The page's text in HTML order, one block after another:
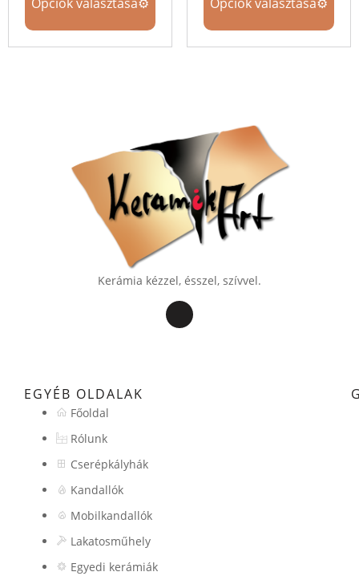
Kerámia kézzel, ésszel, szívvel.
EGYÉB OLDALAK
Főoldal
Rólunk
Cserépkályhák
Kandallók
Mobilkandallók
Lakatosműhely
Egyedi kerámiák